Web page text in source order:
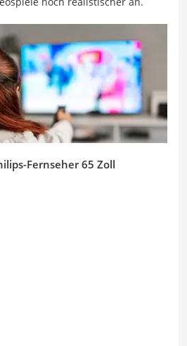
Fernseher 65 Zoll